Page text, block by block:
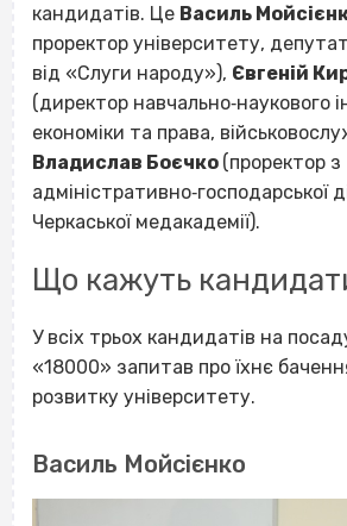
кандидатів. Це Василь
проректор університету,
від «Слуги народу»), Євгеній
(директор навчально‐наукового
економіки та права,
Владислав Боєчко (проректор з
адміністративно‐господарської
Черкаської медакадемії).
Що кажуть
У всіх трьох кандидатів на
«18000» запитав про їхнє
розвитку університету.
Василь Мойсієнко